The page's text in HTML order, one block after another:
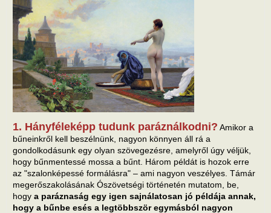
1. Hányféleképp tudunk paráználkodni? Amikor a
bűneinkről kell beszélnünk, nagyon könnyen áll rá a
gondolkodásunk egy olyan szövegezésre, amelyről úgy véljük,
hogy bűnmentessé mossa a bűnt. Három példát is hozok erre
az "szalonképessé formálásra" – ami nagyon veszélyes. Támár
megerőszakolásának Ószövetségi történetén mutatom, be,
hogy a paráznaság egy igen sajnálatosan jó példája annak,
hogy a bűnbe esés a legtöbbször egymásból nagyon